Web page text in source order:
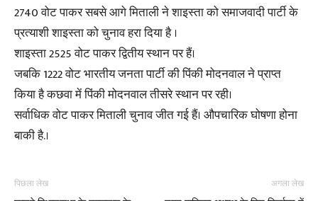
2740 वोट पाकर सबसे आगे मिताली ने शाइस्ता को समाजवादी पार्टी के
प्रत्याशी शाइस्ता को चुनाव हरा दिया है ।
शाइस्ता 2525 वोट पाकर द्वितीय स्थान पर हैं।
जबकि 1222 वोट भारतीय जनता पार्टी की पिंकी मोदनवाल ने प्राप्त
किया है कछवा में पिंकी मोदनवाल तीसरे स्थान पर रही।
सर्वाधिक वोट पाकर मिताली चुनाव जीत गई हैं। औपचारिक घोषणा होना
बाकी है.।
पिछला लेख अगला लेख